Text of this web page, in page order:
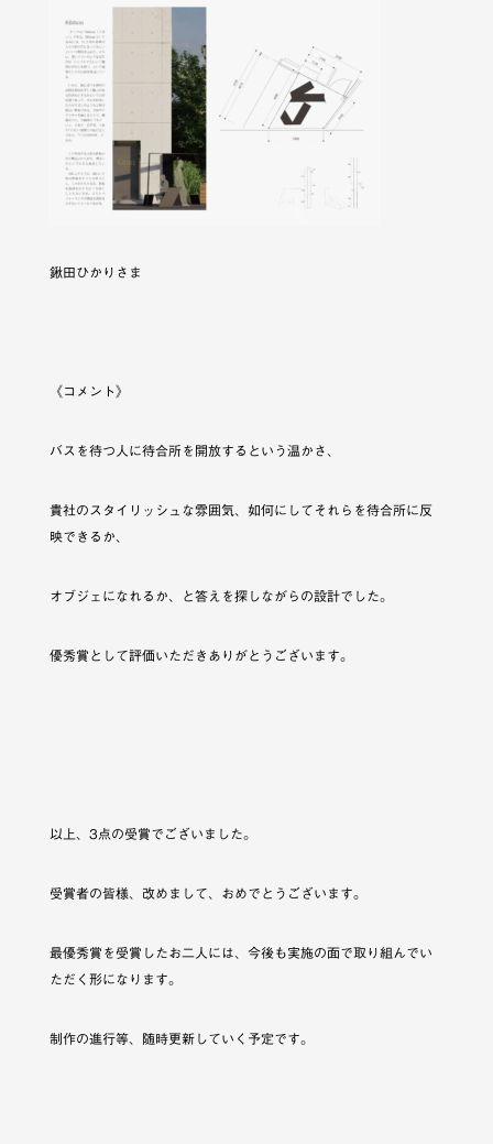
鍬田ひかりさま
《コメント》
バスを待つ人に待合所を開放するという温かさ、
貴社のスタイリッシュな雰囲気、如何にしてそれらを待合所に反
映できるか、
オブジェになれるか、と答えを探しながらの設計でした。
優秀賞として評価いただきありがとうございます。
以上、3点の受賞でございました。
受賞者の皆様、改めまして、おめでとうございます。
最優秀賞を受賞したお二人には、今後も実施の面で取り組んでい
ただく形になります。
制作の進行等、随時更新していく予定です。